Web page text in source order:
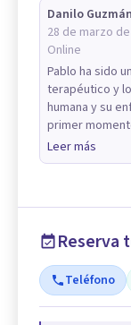
Danilo Guzmán
28 de marzo
Online
Pablo ha sido
terapéutico y
humana y su
primer
Leer más
Reserva
Teléfono